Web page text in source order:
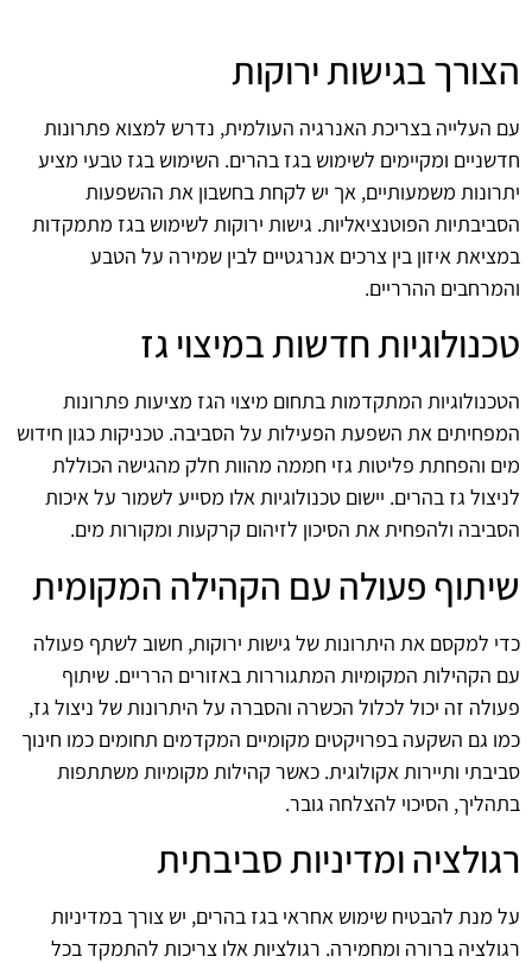
הצורך בגישות ירוקות
עם העלייה בצריכת האנרגיה העולמית, נדרש למצוא פתרונות
חדשניים ומקיימים לשימוש בגז בהרים. השימוש בגז טבעי מציע
יתרונות משמעותיים, אך יש לקחת בחשבון את ההשפעות
הסביבתיות הפוטנציאליות. גישות ירוקות לשימוש בגז מתמקדות
במציאת איזון בין צרכים אנרגטיים לבין שמירה על הטבע
והמרחבים ההרריים.
טכנולוגיות חדשות במיצוי גז
הטכנולוגיות המתקדמות בתחום מיצוי הגז מציעות פתרונות
המפחיתים את השפעת הפעילות על הסביבה. טכניקות כגון חידוש
מים והפחתת פליטות גזי חממה מהוות חלק מהגישה הכוללת
לניצול גז בהרים. יישום טכנולוגיות אלו מסייע לשמור על איכות
הסביבה ולהפחית את הסיכון לזיהום קרקעות ומקורות מים.
שיתוף פעולה עם הקהילה המקומית
כדי למקסם את היתרונות של גישות ירוקות, חשוב לשתף פעולה
עם הקהילות המקומיות המתגוררות באזורים הרריים. שיתוף
פעולה זה יכול לכלול הכשרה והסברה על היתרונות של ניצול גז,
כמו גם השקעה בפרויקטים מקומיים המקדמים תחומים כמו חינוך
סביבתי ותיירות אקולוגית. כאשר קהילות מקומיות משתתפות
בתהליך, הסיכוי להצלחה גובר.
רגולציה ומדיניות סביבתית
על מנת להבטיח שימוש אחראי בגז בהרים, יש צורך במדיניות
רגולציה ברורה ומחמירה. רגולציות אלו צריכות להתמקד בכל